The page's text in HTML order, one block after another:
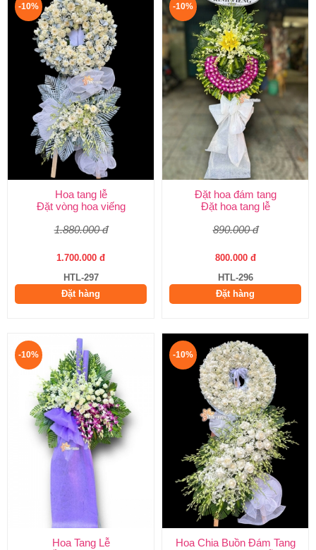
-10%
Hoa tang lễ
Đặt vòng hoa viếng
1.880.000 đ
1.700.000 đ
HTL-297
Đặt hàng
-10%
Đặt hoa đám tang
Đặt hoa tang lễ
890.000 đ
800.000 đ
HTL-296
Đặt hàng
-10%
Hoa Tang Lễ
-10%
Hoa Chia Buồn Đám Tang